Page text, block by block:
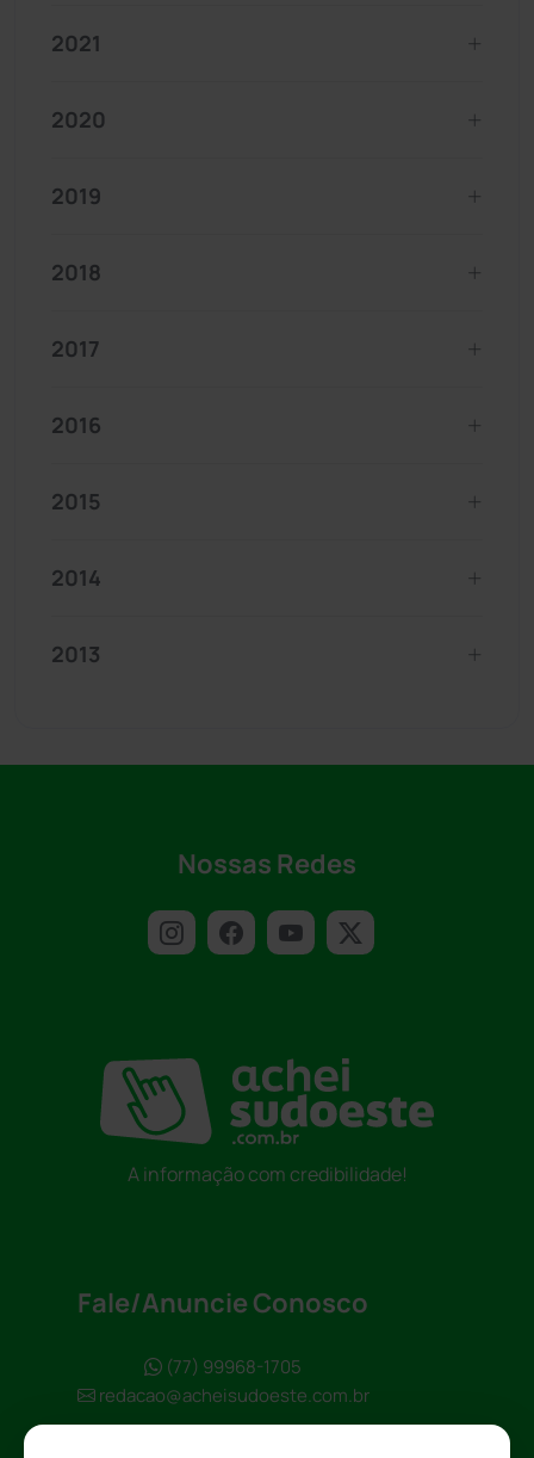
2021
2020
2019
2018
2017
2016
2015
2014
2013
Nossas Redes
A informação com credibilidade!
Fale/Anuncie Conosco
(77) 99968-1705
redacao@acheisudoeste.com.br